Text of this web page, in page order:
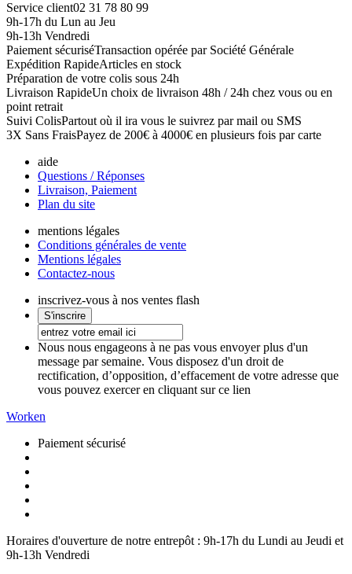
Service client02 31 78 80 99
9h-17h du Lun au Jeu
9h-13h Vendredi
Paiement sécuriséTransaction opérée par Société Générale
Expédition RapideArticles en stock
Préparation de votre colis sous 24h
Livraison RapideUn choix de livraison 48h / 24h chez vous ou en
point retrait
Suivi ColisPartout où il ira vous le suivrez par mail ou SMS
3X Sans FraisPayez de 200€ à 4000€ en plusieurs fois par carte
aide
Questions / Réponses
Livraison, Paiement
Plan du site
mentions légales
Conditions générales de vente
Mentions légales
Contactez-nous
inscrivez-vous à nos ventes flash
Nous nous engageons à ne pas vous envoyer plus d'un
message par semaine. Vous disposez d'un droit de
rectification, d’opposition, d’effacement de votre adresse que
vous pouvez exercer en cliquant sur ce lien
Worken
Paiement sécurisé
Horaires d'ouverture de notre entrepôt : 9h-17h du Lundi au Jeudi et
9h-13h Vendredi